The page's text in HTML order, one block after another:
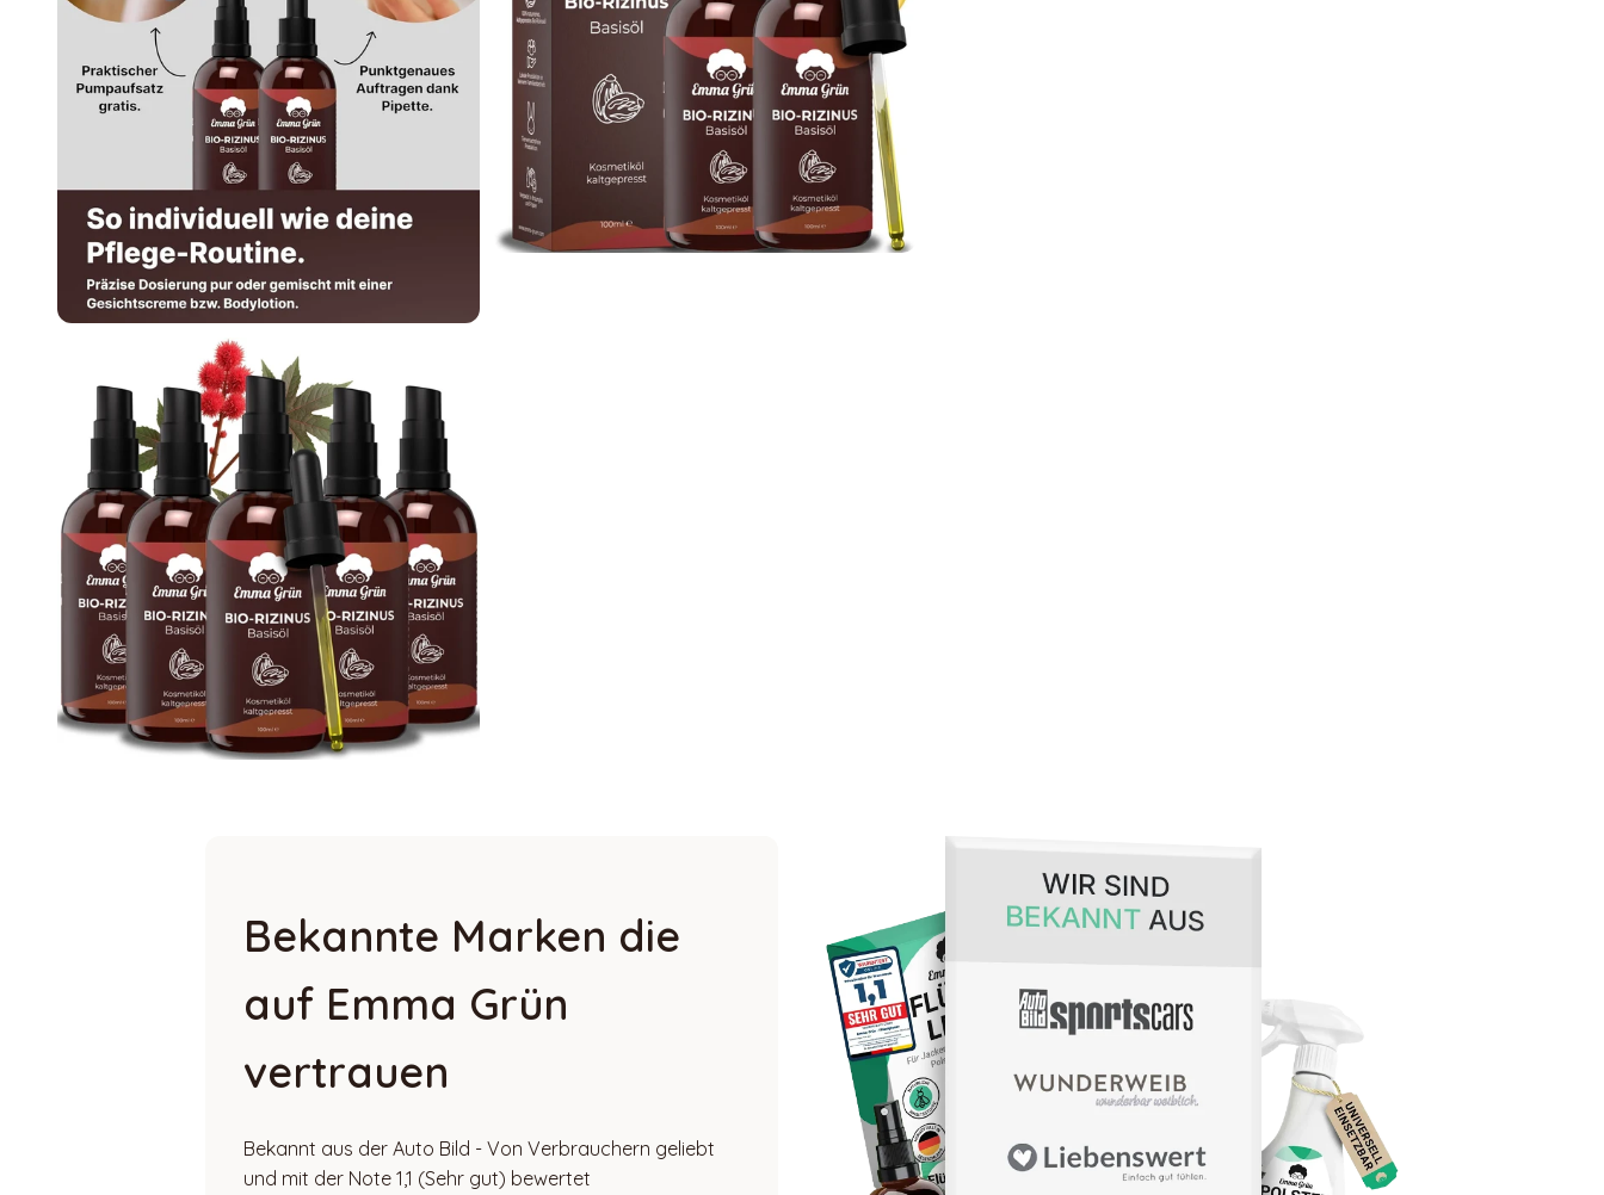
Bekannte Marken die
auf Emma Grün
vertrauen
Bekannt aus der Auto Bild - Von Verbrauchern geliebt
und mit der Note 1,1 (Sehr gut) bewertet